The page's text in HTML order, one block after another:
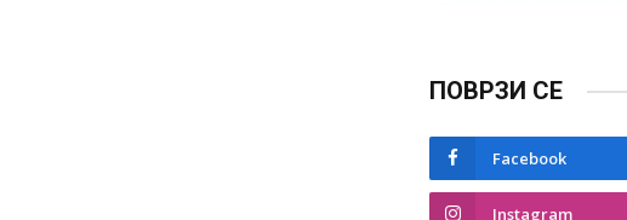
ПОВРЗИ СЕ
Facebook
Instagram